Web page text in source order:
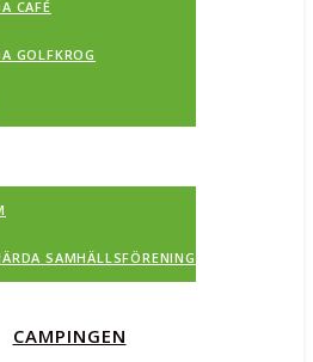
CAFÉ
GOLFKROG
SAMHÄLLSFÖRENING
CAMPINGEN